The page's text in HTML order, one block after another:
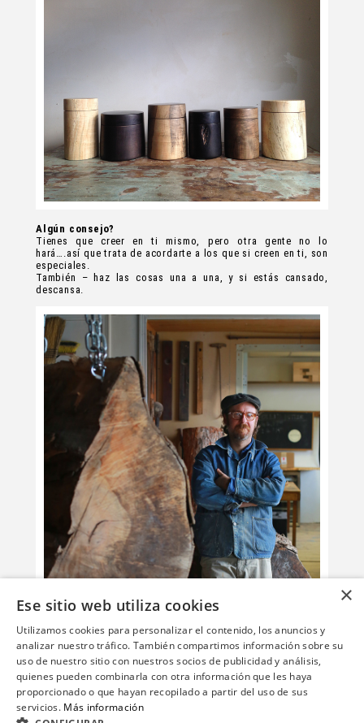
Algún consejo?
Tienes que creer en ti mismo, pero otra gente no lo
hará….así que trata de acordarte a los que si creen en ti, son
especiales.
También – haz las cosas una a una, y si estás cansado,
descansa.
×
Ese sitio web utiliza cookies
Utilizamos cookies para personalizar el contenido, los anuncios y
analizar nuestro tráfico. También compartimos información sobre su
uso de nuestro sitio con nuestros socios de publicidad y análisis,
quienes pueden combinarla con otra información que les haya
proporcionado o que hayan recopilado a partir del uso de sus
servicios. Más información